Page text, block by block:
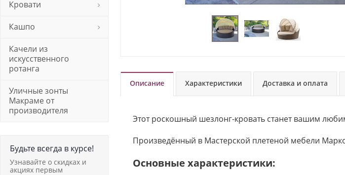
Кровати
Кашпо
Качели из
искусственного
ротанга
Уличные зонты
Макраме от
производителя
Будьте всегда в курсе!
Узнавайте о скидках и
акциях первым
Описание Характеристики Доставка и оплата
Этот роскошный шезлонг-кровать станет вашим
Произведённый в Мастерской плетеной мебели
Основные характеристики: